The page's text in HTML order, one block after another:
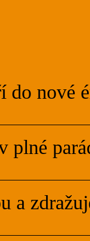
do nové
plné
a